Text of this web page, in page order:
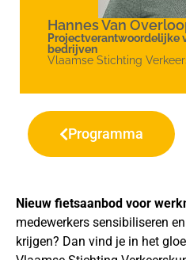
Hannes Van
Projectverantwoordelijke
bedrijven
Vlaamse Stichting
Programma
Nieuw fietsaanbod voor
medewerkers sensibiliseren
krijgen? Dan vind je in het